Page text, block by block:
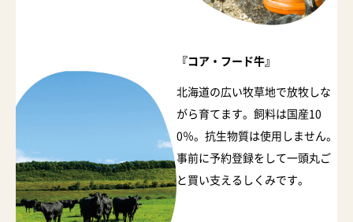
『コア・フード牛』
北海道の広い牧草地で放牧しな
がら育てます。飼料は国産10
0％。抗生物質は使用しません。
事前に予約登録をして一頭丸ご
と買い支えるしくみです。